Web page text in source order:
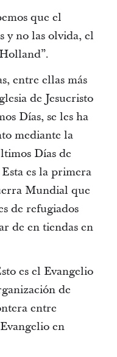
que el
y no las olvida, el
entre ellas más
de Jesucristo
Días, se les ha
mediante la
Días de
es la primera
Mundial que
de refugiados
de en tiendas en
es el Evangelio
de
entre
en